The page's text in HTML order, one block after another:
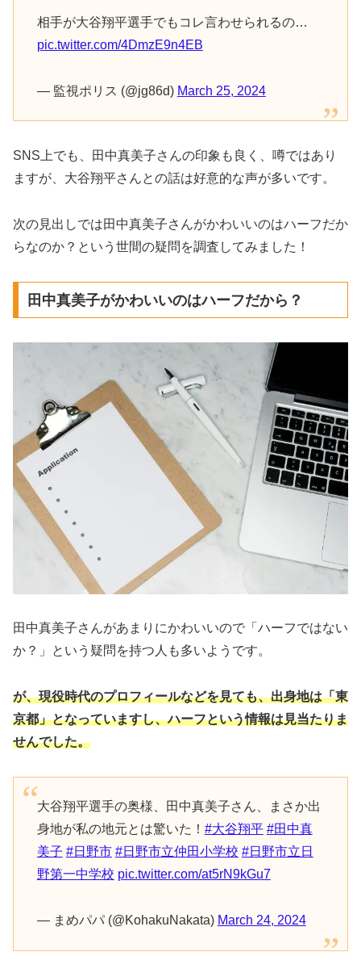
相手が大谷翔平選手でもコレ言わせられるの…
pic.twitter.com/4DmzE9n4EB
— 監視ポリス (@jg86d) March 25, 2024
SNS上でも、田中真美子さんの印象も良く、噂ではあり
ますが、大谷翔平さんとの話は好意的な声が多いです。
次の見出しでは田中真美子さんがかわいいのはハーフだか
らなのか？という世間の疑問を調査してみました！
田中真美子がかわいいのはハーフだから？
田中真美子さんがあまりにかわいいので「ハーフではない
か？」という疑問を持つ人も多いようです。
が、現役時代のプロフィールなどを見ても、出身地は「東
京都」となっていますし、ハーフという情報は見当たりま
せんでした。
大谷翔平選手の奥様、田中真美子さん、まさか出
身地が私の地元とは驚いた！ #大谷翔平 #田中真
美子 #日野市 #日野市立仲田小学校 #日野市立日
野第一中学校 pic.twitter.com/at5rN9kGu7
— まめパパ (@KohakuNakata) March 24, 2024